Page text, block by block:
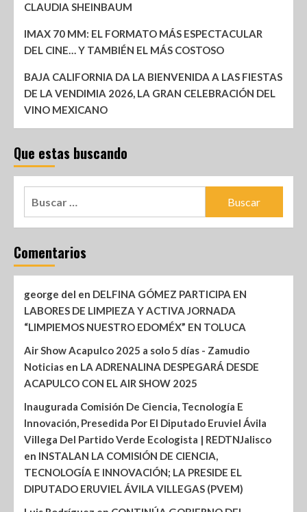
CLAUDIA SHEINBAUM
IMAX 70 MM: EL FORMATO MÁS ESPECTACULAR
DEL CINE… Y TAMBIÉN EL MÁS COSTOSO
BAJA CALIFORNIA DA LA BIENVENIDA A LAS FIESTAS
DE LA VENDIMIA 2026, LA GRAN CELEBRACIÓN DEL
VINO MEXICANO
Que estas buscando
Comentarios
george del en DELFINA GÓMEZ PARTICIPA EN
LABORES DE LIMPIEZA Y ACTIVA JORNADA
“LIMPIEMOS NUESTRO EDOMÉX” EN TOLUCA
Air Show Acapulco 2025 a solo 5 días - Zamudio
Noticias en LA ADRENALINA DESPEGARÁ DESDE
ACAPULCO CON EL AIR SHOW 2025
Inaugurada Comisión De Ciencia, Tecnología E
Innovación, Presedida Por El Diputado Eruviel Ávila
Villega Del Partido Verde Ecologista | REDTNJalisco
en INSTALAN LA COMISIÓN DE CIENCIA,
TECNOLOGÍA E INNOVACIÓN; LA PRESIDE EL
DIPUTADO ERUVIEL ÁVILA VILLEGAS (PVEM)